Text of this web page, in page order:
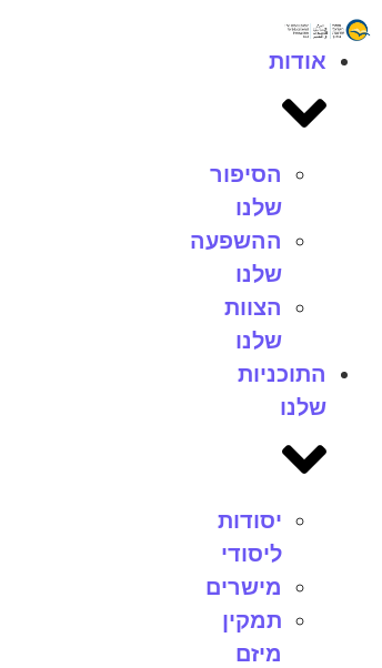
אודות
הסיפור
שלנו
ההשפעה
שלנו
הצוות
שלנו
התוכניות
שלנו
יסודות
ליסודי
מישרים
תמקין
מיזם